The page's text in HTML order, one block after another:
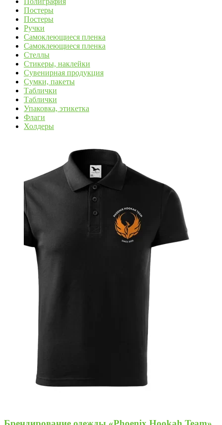
Постеры
Постеры
Ручки
Самоклеющиеся пленка
Самоклеющиеся пленка
Стеллы
Стикеры, наклейки
Сувенирная продукция
Сумки, пакеты
Таблички
Таблички
Упаковка, этикетка
Флаги
Холдеры